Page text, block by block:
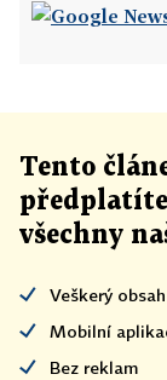
Tento
všechny
Veškerý
Mobilní
Bez reklam